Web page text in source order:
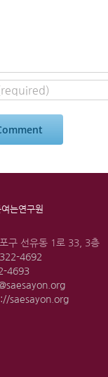
는연구원
구 선유동 1로 33, 3층
4692
4693
saesayon.org